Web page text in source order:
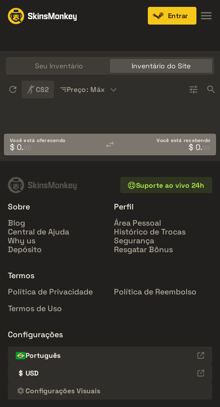
Entrar
Seu Inventário Inventário do Site
CS2 Preço: Máx
Você está oferecendo
$ 0.00
Você está recebendo
$ 0.00
Suporte ao vivo 24h
Sobre
Blog
Central de Ajuda
Why us
Depósito
Perfil
Área Pessoal
Histórico de Trocas
Segurança
Resgatar Bônus
Termos
Política de Privacidade
Política de Reembolso
Termos de Uso
Configurações
Português
$ USD
Configurações Visuais